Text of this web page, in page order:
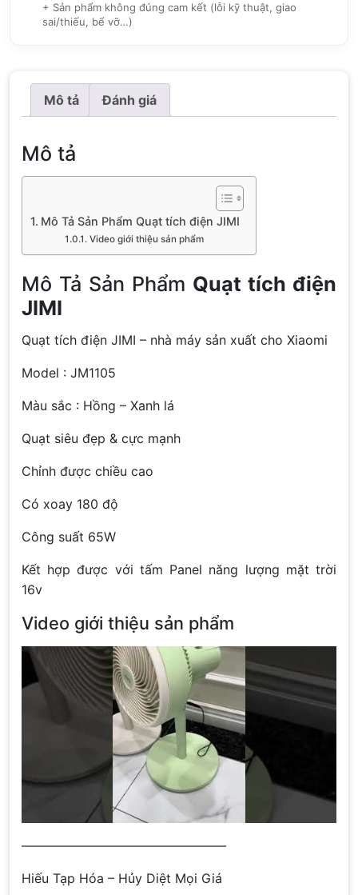
+ Sản phẩm không đúng cam kết (lỗi kỹ thuật, giao
sai/thiếu, bể vỡ…)
Mô tả Đánh giá
Mô tả
Mô Tả Sản Phẩm Quạt tích điện JIMI
Video giới thiệu sản phẩm
Mô Tả Sản Phẩm Quạt tích điện
JIMI
Quạt tích điện JIMI – nhà máy sản xuất cho Xiaomi
Model : JM1105
Màu sắc : Hồng – Xanh lá
Quạt siêu đẹp & cực mạnh
Chỉnh được chiều cao
Có xoay 180 độ
Công suất 65W
Kết hợp được với tấm Panel năng lượng mặt trời
16v
Video giới thiệu sản phẩm
————————————————
Hiếu Tạp Hóa – Hủy Diệt Mọi Giá